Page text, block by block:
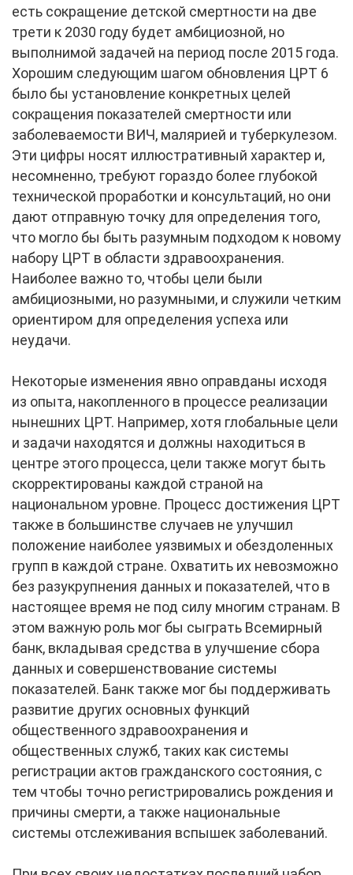
есть сокращение детской смертности на две
трети к 2030 году будет амбициозной, но
выполнимой задачей на период после 2015 года.
Хорошим следующим шагом обновления ЦРТ 6
было бы установление конкретных целей
сокращения показателей смертности или
заболеваемости ВИЧ, малярией и туберкулезом.
Эти цифры носят иллюстративный характер и,
несомненно, требуют гораздо более глубокой
технической проработки и консультаций, но они
дают отправную точку для определения того,
что могло бы быть разумным подходом к новому
набору ЦРТ в области здравоохранения.
Наиболее важно то, чтобы цели были
амбициозными, но разумными, и служили четким
ориентиром для определения успеха или
неудачи.
Некоторые изменения явно оправданы исходя
из опыта, накопленного в процессе реализации
нынешних ЦРТ. Например, хотя глобальные цели
и задачи находятся и должны находиться в
центре этого процесса, цели также могут быть
скорректированы каждой страной на
национальном уровне. Процесс достижения ЦРТ
также в большинстве случаев не улучшил
положение наиболее уязвимых и обездоленных
групп в каждой стране. Охватить их невозможно
без разукрупнения данных и показателей, что в
настоящее время не под силу многим странам. В
этом важную роль мог бы сыграть Всемирный
банк, вкладывая средства в улучшение сбора
данных и совершенствование системы
показателей. Банк также мог бы поддерживать
развитие других основных функций
общественного здравоохранения и
общественных служб, таких как системы
регистрации актов гражданского состояния, с
тем чтобы точно регистрировались рождения и
причины смерти, а также национальные
системы отслеживания вспышек заболеваний.